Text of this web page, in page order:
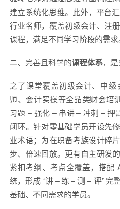
建立系统化思维。此外，平台
行业名师，覆盖初级会计、注
课程，满足不同学习阶段的需求
二、完善且科学的课程体系，是
之了课堂覆盖初级会计、中
师、会计实操等全品类财会培
习题 – 强化 – 串讲 – 冲刺 – 押
闭环。针对零基础学员开设先
业术语；为在职备考族设计碎
步、倍速回放。更有自主研发
紧扣考纲、考点全覆盖，搭配
统，形成 “讲 – 练 – 测 – 评” 完
基础、不同需求的学员。